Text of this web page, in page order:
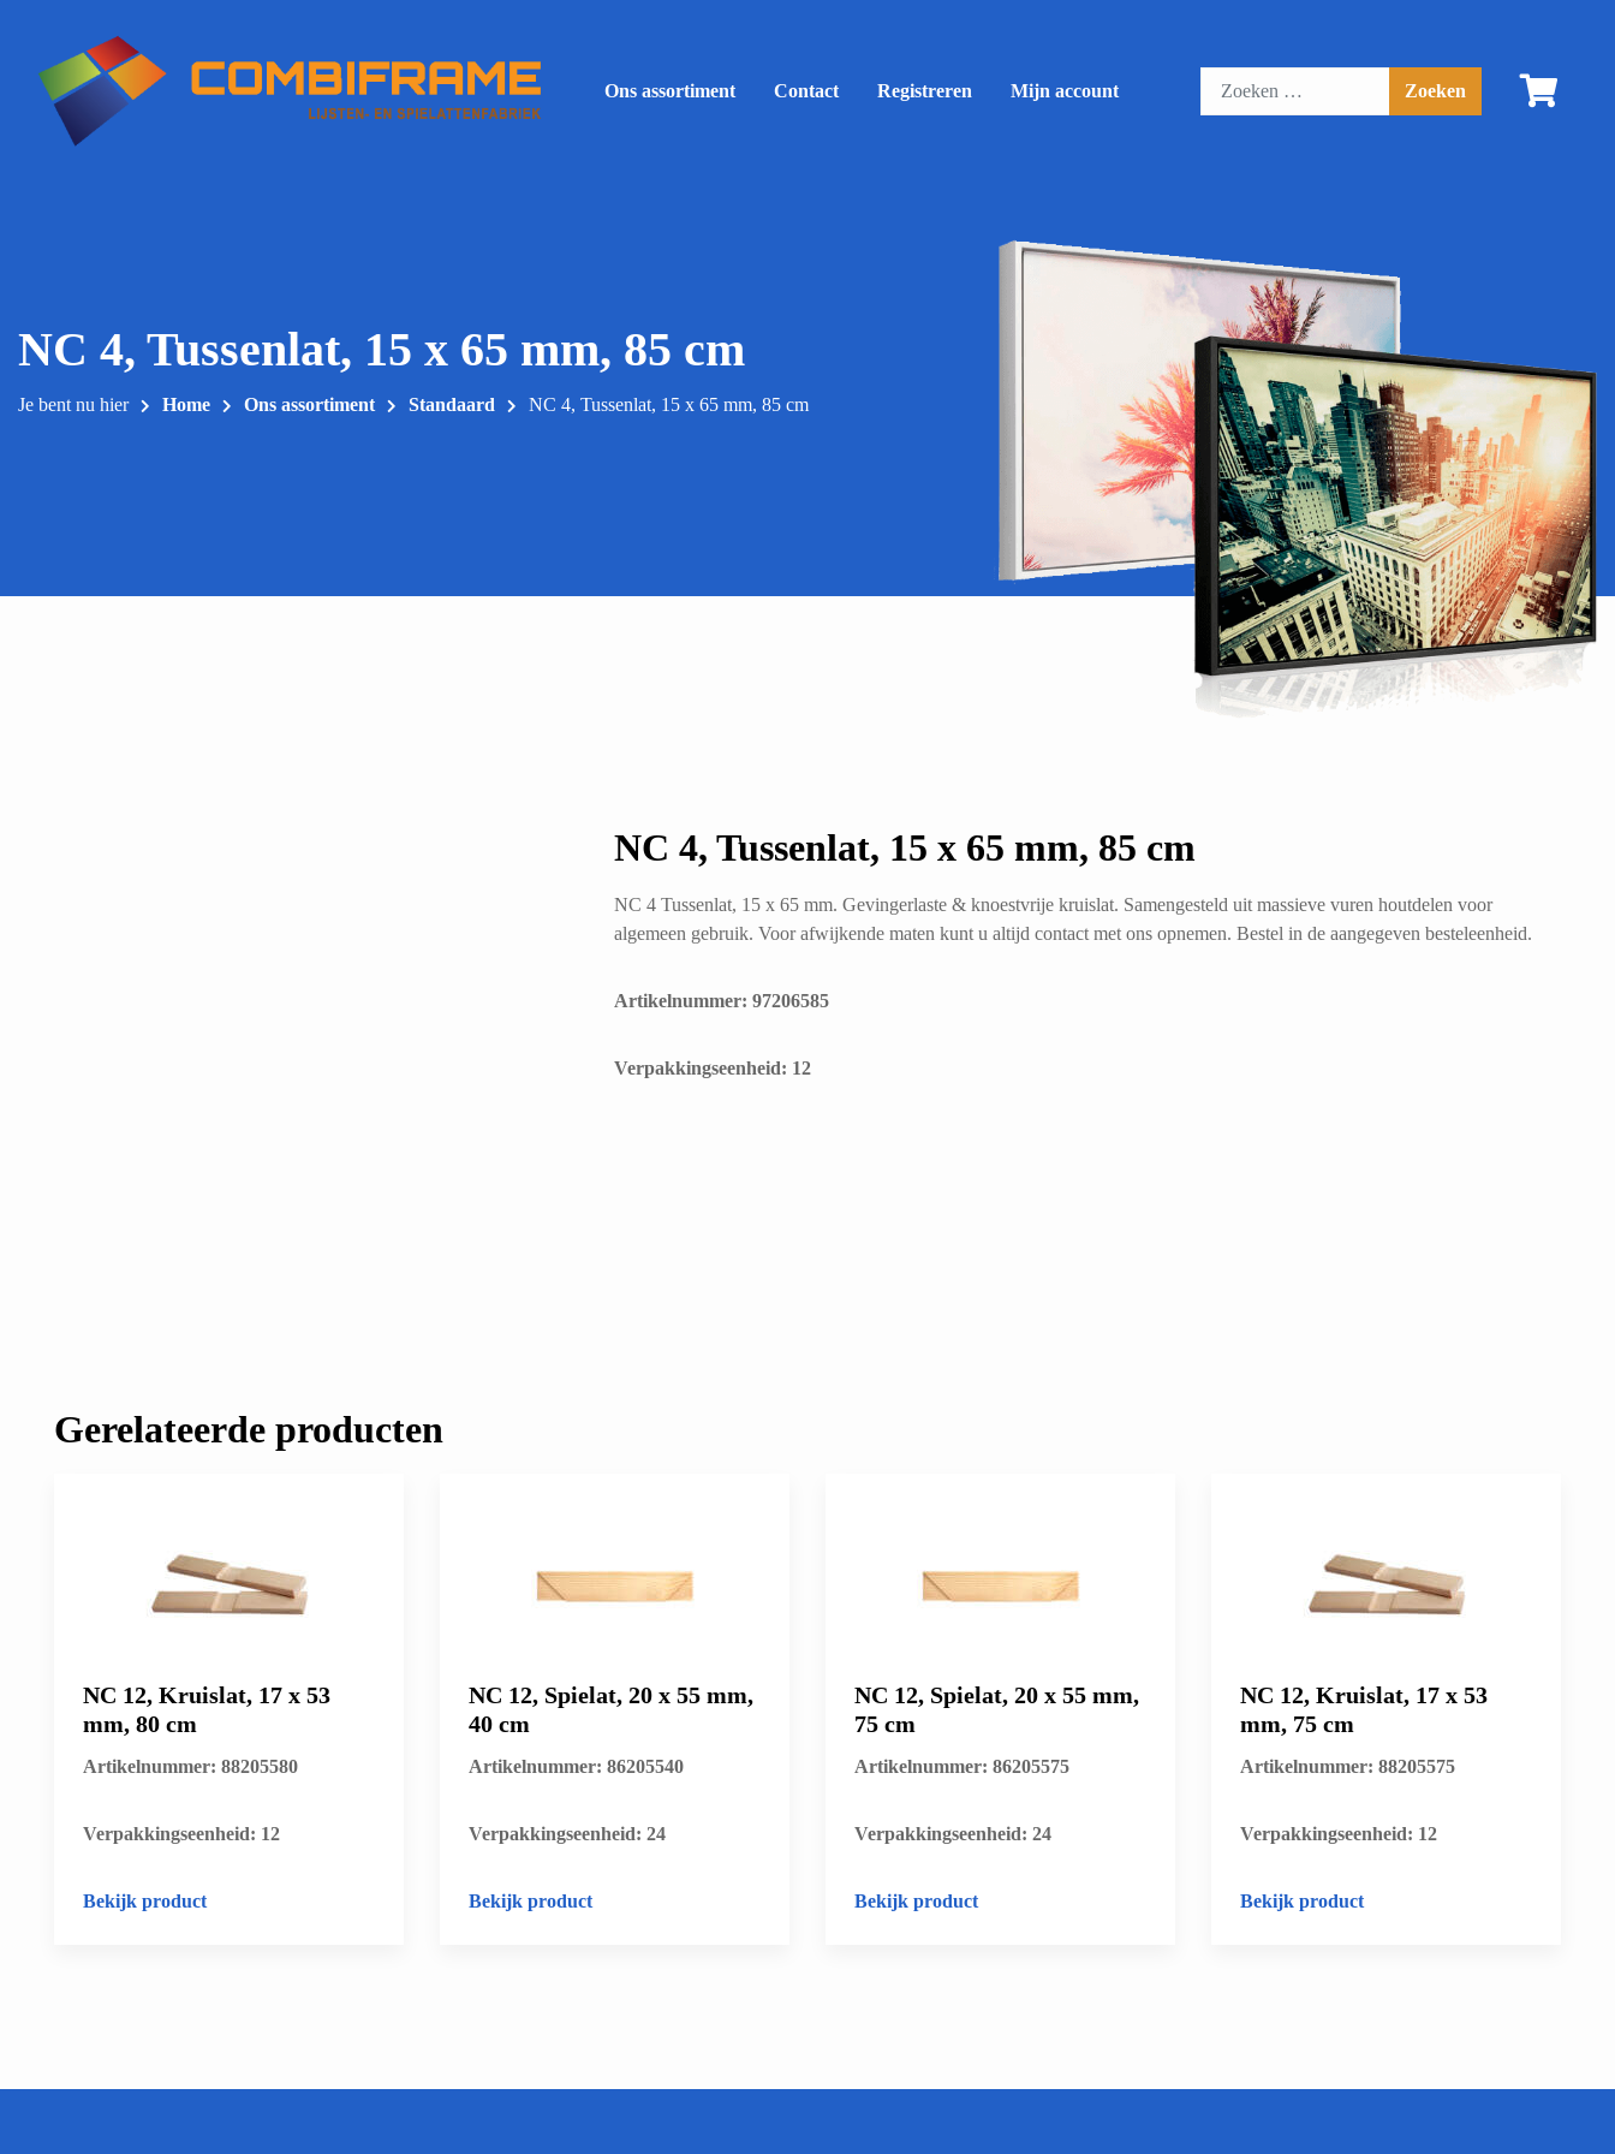
inhoud
Ons assortiment Contact Registreren Mijn account
NC 4, Tussenlat, 15 x 65 mm, 85 cm
Je bent nu hier Home Ons assortiment Standaard NC 4, Tussenlat, 15 x 65 mm, 85 cm
NC 4, Tussenlat, 15 x 65 mm, 85 cm
NC 4 Tussenlat, 15 x 65 mm. Gevingerlaste & knoestvrije kruislat. Samengesteld uit massieve vuren houtdelen voor
algemeen gebruik. Voor afwijkende maten kunt u altijd contact met ons opnemen. Bestel in de aangegeven besteleenheid.
Artikelnummer: 97206585
​Verpakkingseenheid: 12
Gerelateerde producten
NC 12, Kruislat, 17 x 53
mm, 80 cm
Artikelnummer: 88205580
​Verpakkingseenheid: 12
Bekijk product
NC 12, Spielat, 20 x 55 mm,
40 cm
Artikelnummer: 86205540
​Verpakkingseenheid: 24
Bekijk product
NC 12, Spielat, 20 x 55 mm,
75 cm
Artikelnummer: 86205575
​Verpakkingseenheid: 24
Bekijk product
NC 12, Kruislat, 17 x 53
mm, 75 cm
Artikelnummer: 88205575
​Verpakkingseenheid: 12
Bekijk product